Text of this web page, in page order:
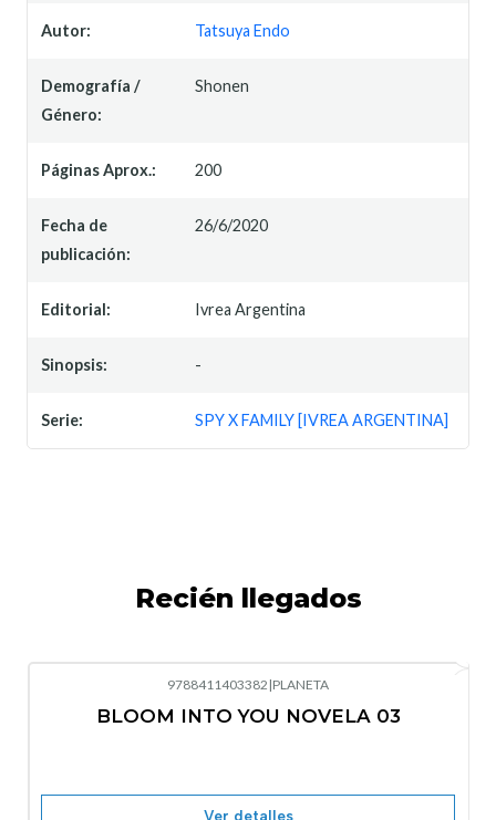
Autor: Tatsuya Endo
Demografía /
Género:
Shonen
Páginas Aprox.: 200
Fecha de
publicación:
26/6/2020
Editorial: Ivrea Argentina
Sinopsis: -
Serie: SPY X FAMILY [IVREA ARGENTINA]
Recién llegados
Nuevo
9788411403382 |PLANETA
BLOOM INTO YOU NOVELA 03
Ver detalles